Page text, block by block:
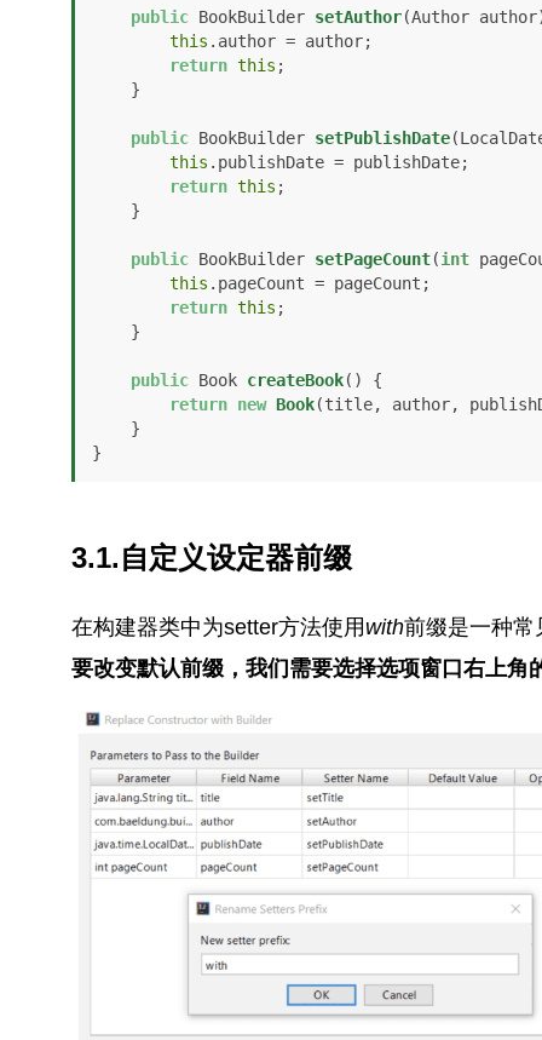
public BookBuilder setAuthor(Author
this .author = author;
return this ;
public BookBuilder setPublishDate
this .publishDate = publishDate;
return this ;
public BookBuilder setPageCount(int
this .pageCount = pageCount;
return this ;
public Book createBook()
{
return new Book(title, author,
}
3.1.自定义设定器前缀
在构建器类中为setter方法使用 with前缀是一种常
要改变默认前缀，我们需要选择选项窗口右上角